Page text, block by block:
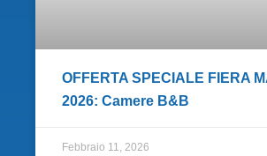
OFFERTA SPECIALE FIERA
2026: Camere B&B
Febbraio 11, 2026